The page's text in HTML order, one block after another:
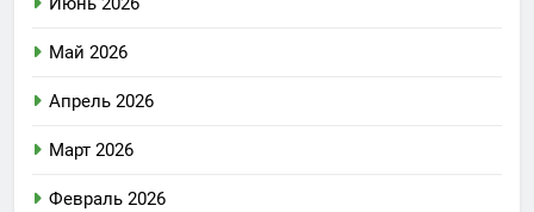
Май 2026
Апрель 2026
Март 2026
Февраль 2026